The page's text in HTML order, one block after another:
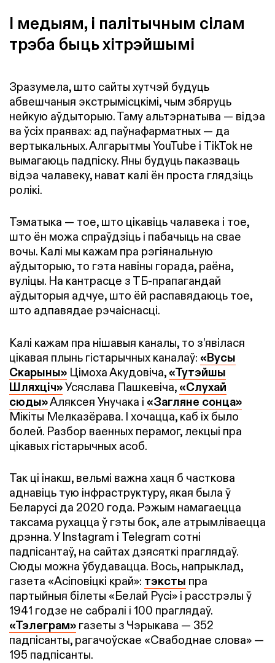
І медыям, і палітычным сілам
трэба быць хітрэйшымі
Зразумела, што сайты хутчэй будуць
абвешчаныя экстрымісцкімі, чым збяруць
нейкую аўдыторыю. Таму альтэрнатыва — відэа
ва ўсіх праявах: ад паўнафарматных — да
вертыкальных. Алгарытмы YouTube і TikTok не
вымагаюць падпіску. Яны будуць паказваць
відэа чалавеку, нават калі ён проста глядзіць
ролікі.
Тэматыка — тое, што цікавіць чалавека і тое,
што ён можа спраўдзіць і пабачыць на свае
вочы. Калі мы кажам пра рэгіянальную
аўдыторыю, то гэта навіны горада, раёна,
вуліцы. На кантрасце з ТБ-прапагандай
аўдыторыя адчуе, што ёй распавядаюць тое,
што адпавядае рэчаіснасці.
Калі кажам пра нішавыя каналы, то з’явілася
цікавая плынь гістарычных каналаў: «Вусы
Скарыны» Цімоха Акудовіча, «Тутэйшы
Шляхціч»Усяслава Пашкевіча, «Слухай
сюды»Аляксея Унучака і «Загляне сонца»
Мікіты Мелказёрава. І хочацца, каб іх было
болей. Разбор ваенных перамог, лекцыі пра
цікавых гістарычных асоб.
Так ці інакш, вельмі важна хаця б часткова
аднавіць тую інфраструктуру, якая была ў
Беларусі да 2020 года. Рэжым намагаецца
таксама рухацца ў гэты бок, але атрымліваецца
дрэнна. У Instagram і Telegram сотні
падпісантаў, на сайтах дзясяткі праглядаў.
Сюды можна ўбудавацца. Вось, напрыклад,
газета «Асіповіцкі край»: тэксты пра
партыйныя білеты «Белай Русі» і расстрэлы ў
1941 годзе не сабралі і 100 праглядаў.
«Тэлеграм» газеты з Чэрыкава — 352
падпісанты, рагачоўскае «Свабоднае слова» —
195 падпісанты.